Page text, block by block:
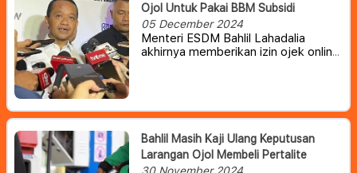
Ojol Untuk Pakai BBM Subsidi
05 December 2024
Menteri ESDM Bahlil Lahadalia
akhirnya memberikan izin ojek online
Bahlil Masih Kaji Ulang Keputusan
Larangan Ojol Membeli Pertalite